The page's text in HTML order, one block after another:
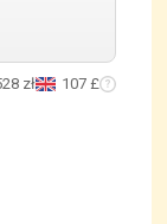
zł 107 £